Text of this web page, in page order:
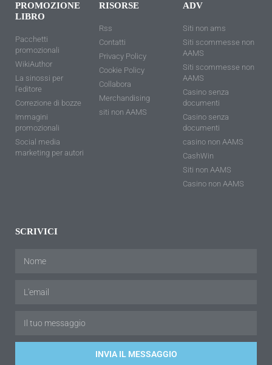
PROMOZIONE
LIBRO
Pacchetti
promozionali
WikiAuthor
La sinossi per
l'editore
Correzione di bozze
Immagini
promozionali
Social media
marketing per autori
RISORSE
Rss
Contatti
Privacy Policy
Cookie Policy
Collabora
Merchandising
siti non AAMS
ADV
Siti non ams
Siti scommesse non
AAMS
Siti scommesse non
AAMS
Casino senza
documenti
Casino senza
documenti
casino non AAMS
CashWin
Siti non AAMS
Casino non AAMS
SCRIVICI
INVIA IL MESSAGGIO